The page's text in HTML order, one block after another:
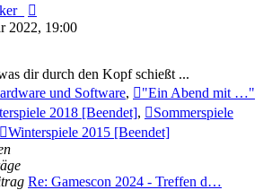
Beitrag
2022, 19:00
dir durch den Kopf schießt ...
und Software,
"Ein Abend mit …"
2018 [Beendet],
Sommerspiele
Winterspiele 2015 [Beendet]
Re: Gamescon 2024 - Treffen d…